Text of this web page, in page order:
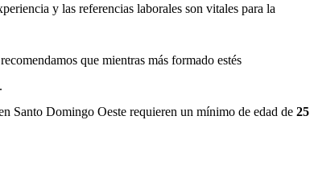
y las referencias laborales son vitales para la
que mientras más formado estés
Santo Domingo Oeste requieren un mínimo de edad de 25